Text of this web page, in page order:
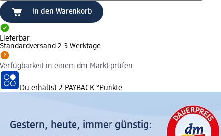
In den Warenkorb
Lieferbar
Standardversand 2-3 Werktage
Verfügbarkeit in einem dm-Markt prüfen
Du erhältst 2 PAYBACK °Punkte
Gestern, heute, immer günstig: